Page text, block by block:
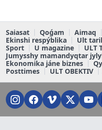
Saiasat Qoǵam Aimaq
Ekinshi respýblika
Ult
Sport
U magazine
ULT
Jumysshy mamandyqtar
Ekonomika jáne biznes
Posttimes
ULT OBEKTIV